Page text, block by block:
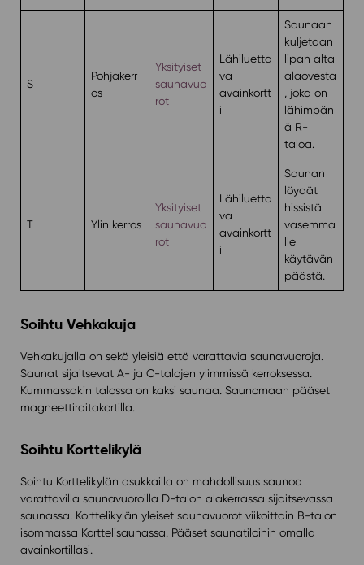
S
Pohjakerr
os
Yksityiset
saunavuo
rot
Lähiluetta
va
avainkortt
i
Saunaan
kuljetaan
lipan alta
alaovesta
, joka on
lähimpän
ä R-
taloa.
T Ylin kerros
Yksityiset
saunavuo
rot
Lähiluetta
va
avainkortt
i
Saunan
löydät
hissistä
vasemma
lle
käytävän
päästä.
Soihtu Vehkakuja
Vehkakujalla on sekä yleisiä että varattavia saunavuoroja.
Saunat sijaitsevat A- ja C-talojen ylimmissä kerroksessa.
Kummassakin talossa on kaksi saunaa. Saunomaan pääset
magneettiraitakortilla.
Soihtu Korttelikylä
Soihtu Korttelikylän asukkailla on mahdollisuus saunoa
varattavilla saunavuoroilla D-talon alakerrassa sijaitsevassa
saunassa. Korttelikylän yleiset saunavuorot viikoittain B-talon
isommassa Korttelisaunassa. Pääset saunatiloihin omalla
avainkortillasi.